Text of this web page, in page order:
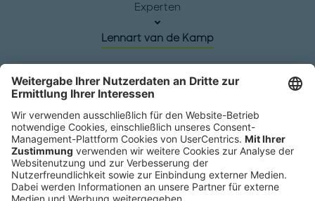
Experten
Lennart van de Kamp
Hauptsitz
Roland Berger GmbH
Sederanger 1
80538 München
Deutschland